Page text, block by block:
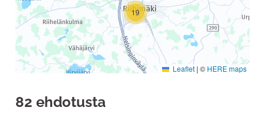
19
Leaflet | © HERE maps
82 ehdotusta